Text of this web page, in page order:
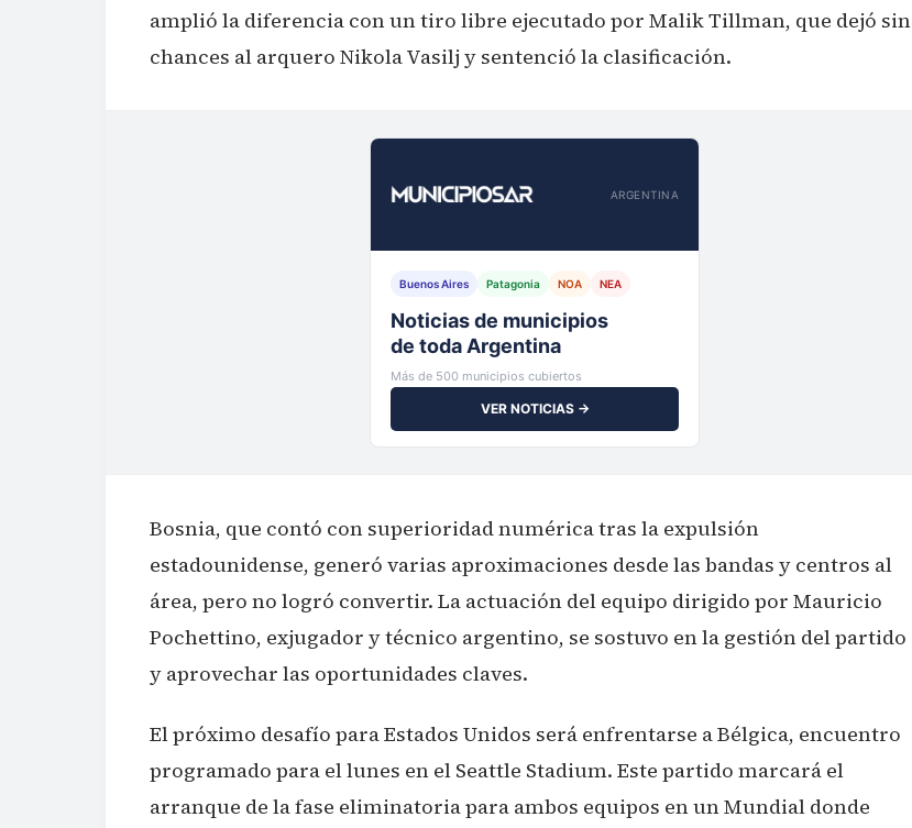
amplió la diferencia con un tiro libre ejecutado por Malik Tillman, que dejó sin
chances al arquero Nikola Vasilj y sentenció la clasificación.
ARGENTINA
Buenos Aires Patagonia NOA NEA
Tu municipio,
al instante
Más de 500 municipios cubiertos
VER NOTICIAS →
Bosnia, que contó con superioridad numérica tras la expulsión
estadounidense, generó varias aproximaciones desde las bandas y centros al
área, pero no logró convertir. La actuación del equipo dirigido por Mauricio
Pochettino, exjugador y técnico argentino, se sostuvo en la gestión del partido
y aprovechar las oportunidades claves.
El próximo desafío para Estados Unidos será enfrentarse a Bélgica, encuentro
programado para el lunes en el Seattle Stadium. Este partido marcará el
arranque de la fase eliminatoria para ambos equipos en un Mundial donde